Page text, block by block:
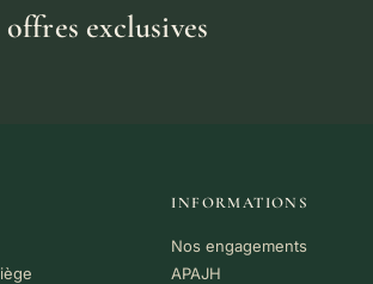
exclusives
INFORMATIONS
Nos engagements
APAJH